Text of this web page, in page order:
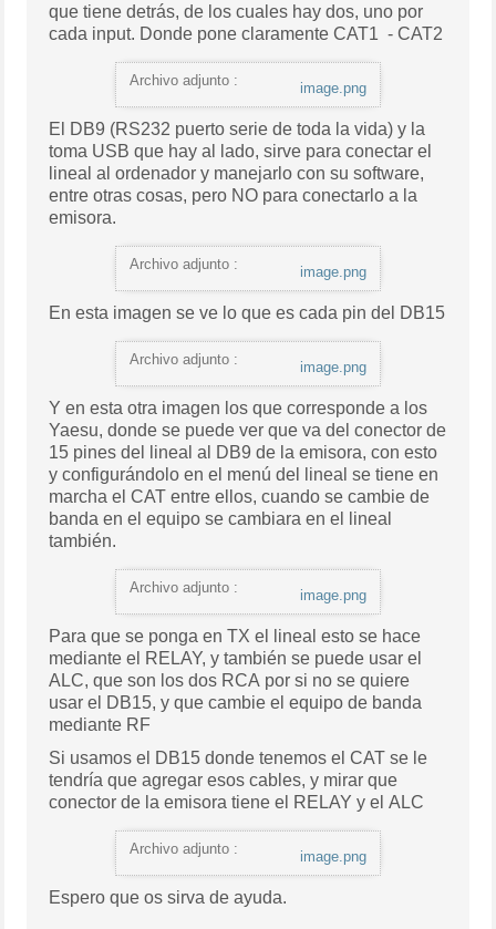
que tiene detrás, de los cuales hay dos, uno por
cada input. Donde pone claramente CAT1 - CAT2
Archivo adjunto : image.png
El DB9 (RS232 puerto serie de toda la vida) y la
toma USB que hay al lado, sirve para conectar el
lineal al ordenador y manejarlo con su software,
entre otras cosas, pero NO para conectarlo a la
emisora.
Archivo adjunto : image.png
En esta imagen se ve lo que es cada pin del DB15
Archivo adjunto : image.png
Y en esta otra imagen los que corresponde a los
Yaesu, donde se puede ver que va del conector de
15 pines del lineal al DB9 de la emisora, con esto
y configurándolo en el menú del lineal se tiene en
marcha el CAT entre ellos, cuando se cambie de
banda en el equipo se cambiara en el lineal
también.
Archivo adjunto : image.png
Para que se ponga en TX el lineal esto se hace
mediante el RELAY, y también se puede usar el
ALC, que son los dos RCA por si no se quiere
usar el DB15, y que cambie el equipo de banda
mediante RF
Si usamos el DB15 donde tenemos el CAT se le
tendría que agregar esos cables, y mirar que
conector de la emisora tiene el RELAY y el ALC
Archivo adjunto : image.png
Espero que os sirva de ayuda.